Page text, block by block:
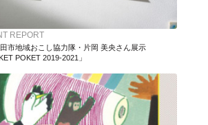
REPORT
市地域おこし協力隊・片岡 美央さん展示
POKET 2019-2021」